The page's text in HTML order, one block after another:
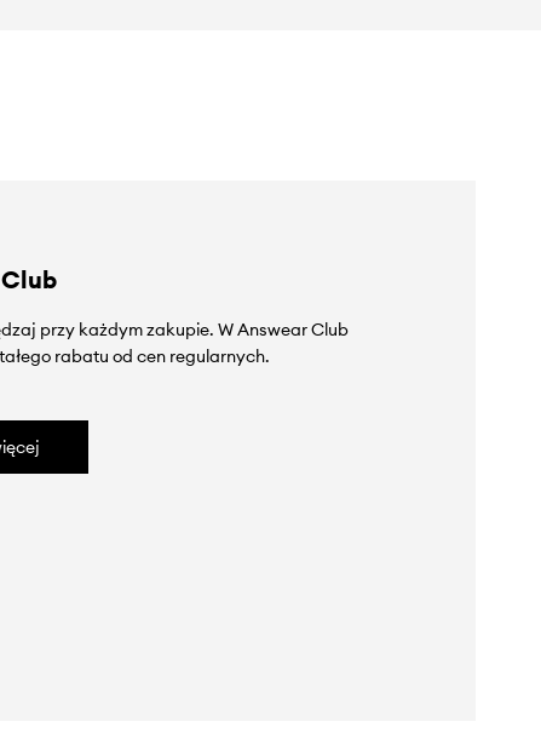
przy każdym zakupie. W Answear Club
rabatu od cen regularnych.